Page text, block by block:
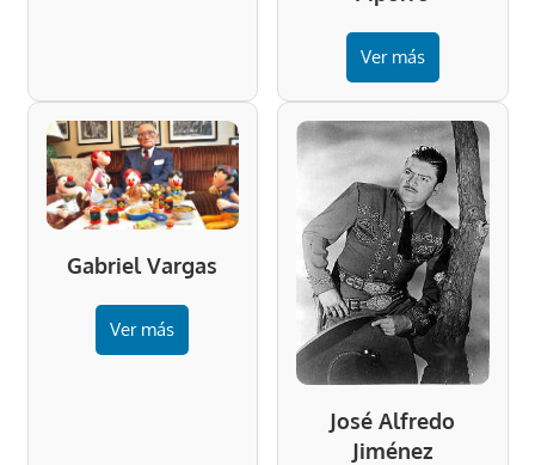
Ver más
Gabriel Vargas
Ver más
José Alfredo
Jiménez